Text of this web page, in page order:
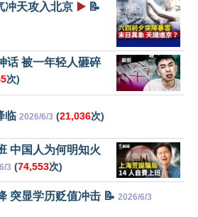
冲天攻入北京 ▶️ 📝
话 被一年轻人砸碎
次)
临 2026/6/3 (21,036次)
中国人为何明知火
3 (74,553次)
突显学历贬值冲击 📝 2026/6/3